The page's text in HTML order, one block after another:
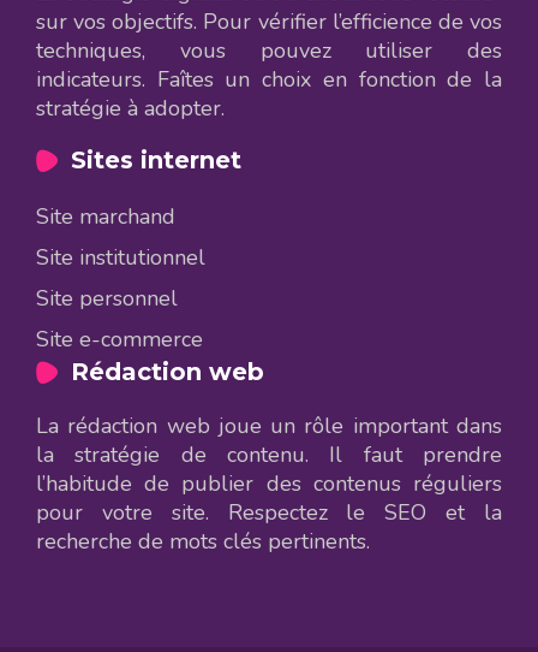
sur vos objectifs. Pour vérifier l’efficience de vos
techniques, vous pouvez utiliser des
indicateurs. Faîtes un choix en fonction de la
stratégie à adopter.
Sites internet
Site marchand
Site institutionnel
Site personnel
Site e-commerce
Rédaction web
La rédaction web joue un rôle important dans
la stratégie de contenu. Il faut prendre
l’habitude de publier des contenus réguliers
pour votre site. Respectez le SEO et la
recherche de mots clés pertinents.